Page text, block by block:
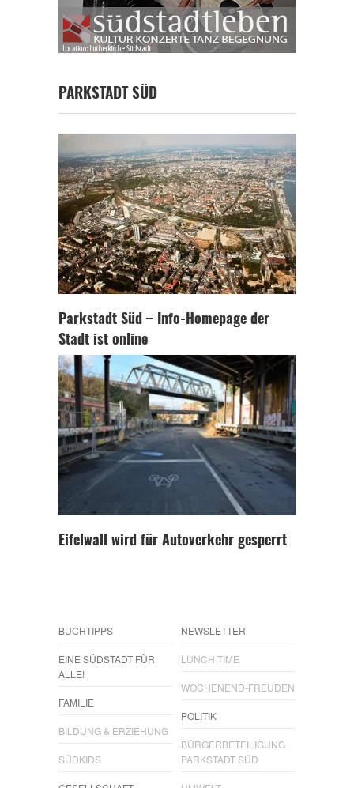
PARKSTADT SÜD
Parkstadt Süd – Info-Homepage der
Stadt ist online
Eifelwall wird für Autoverkehr gesperrt
BUCHTIPPS
EINE SÜDSTADT FÜR
ALLE!
FAMILIE
BILDUNG & ERZIEHUNG
SÜDKIDS
NEWSLETTER
LUNCH TIME
WOCHENEND-FREUDEN
POLITIK
BÜRGERBETEILIGUNG
PARKSTADT SÜD